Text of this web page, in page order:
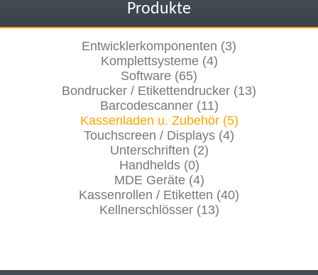
Produkte
Entwicklerkomponenten (3)
Komplettsysteme (4)
Software (65)
Bondrucker / Etikettendrucker (13)
Barcodescanner (11)
Kassenladen u. Zubehör (5)
Touchscreen / Displays (4)
Unterschriften (2)
Handhelds (0)
MDE Geräte (4)
Kassenrollen / Etiketten (40)
Kellnerschlösser (13)